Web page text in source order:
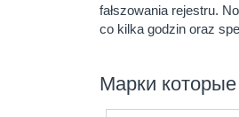
fałszowania rejestru.
co kilka godzin oraz
Марки